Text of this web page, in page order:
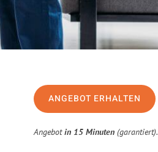
ANGEBOT ERHALTEN
Angebotin 15 Minuten (garantiert).